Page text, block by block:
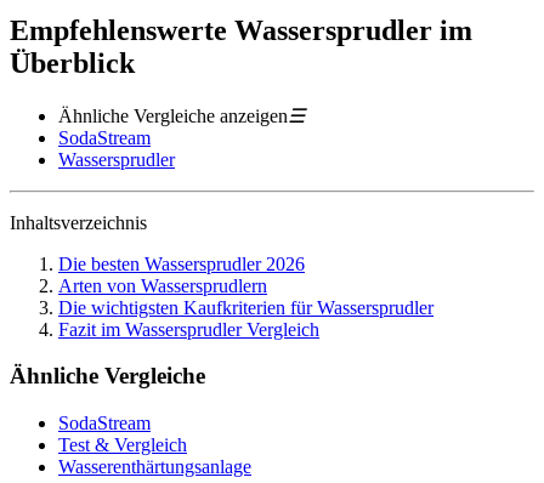
Empfehlenswerte Wassersprudler im
Überblick
Ähnliche Vergleiche anzeigen☰
SodaStream
Wassersprudler
Inhaltsverzeichnis
Die besten Wassersprudler 2026
Arten von Wassersprudlern
Die wichtigsten Kaufkriterien für Wassersprudler
Fazit im Wassersprudler Vergleich
Ähnliche Vergleiche
SodaStream
Test & Vergleich
Wasserenthärtungsanlage